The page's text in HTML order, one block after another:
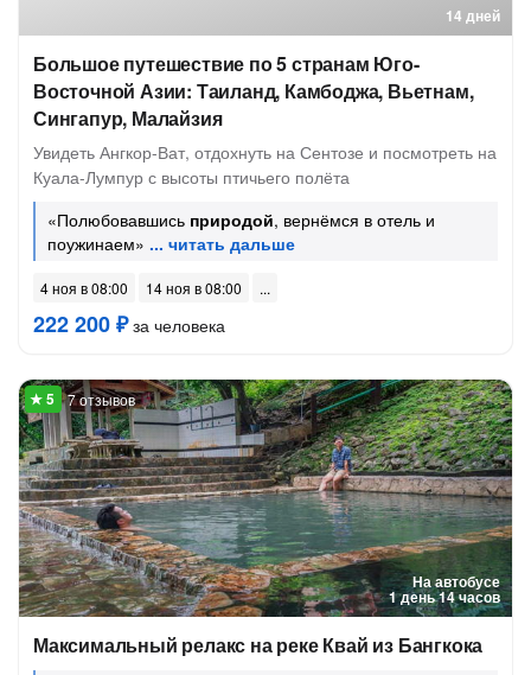
14 дней
Большое путешествие по 5 странам Юго-
Восточной Азии: Таиланд, Камбоджа, Вьетнам,
Сингапур, Малайзия
Увидеть Ангкор-Ват, отдохнуть на Сентозе и посмотреть на
Куала-Лумпур с высоты птичьего полёта
«Полюбовавшись природой, вернёмся в отель и
поужинаем»
4 ноя в 08:00 14 ноя в 08:00
222 200 ₽за человека
На автобусе
1 день 14 часов
7 отзывов
Максимальный релакс на реке Квай из Бангкока